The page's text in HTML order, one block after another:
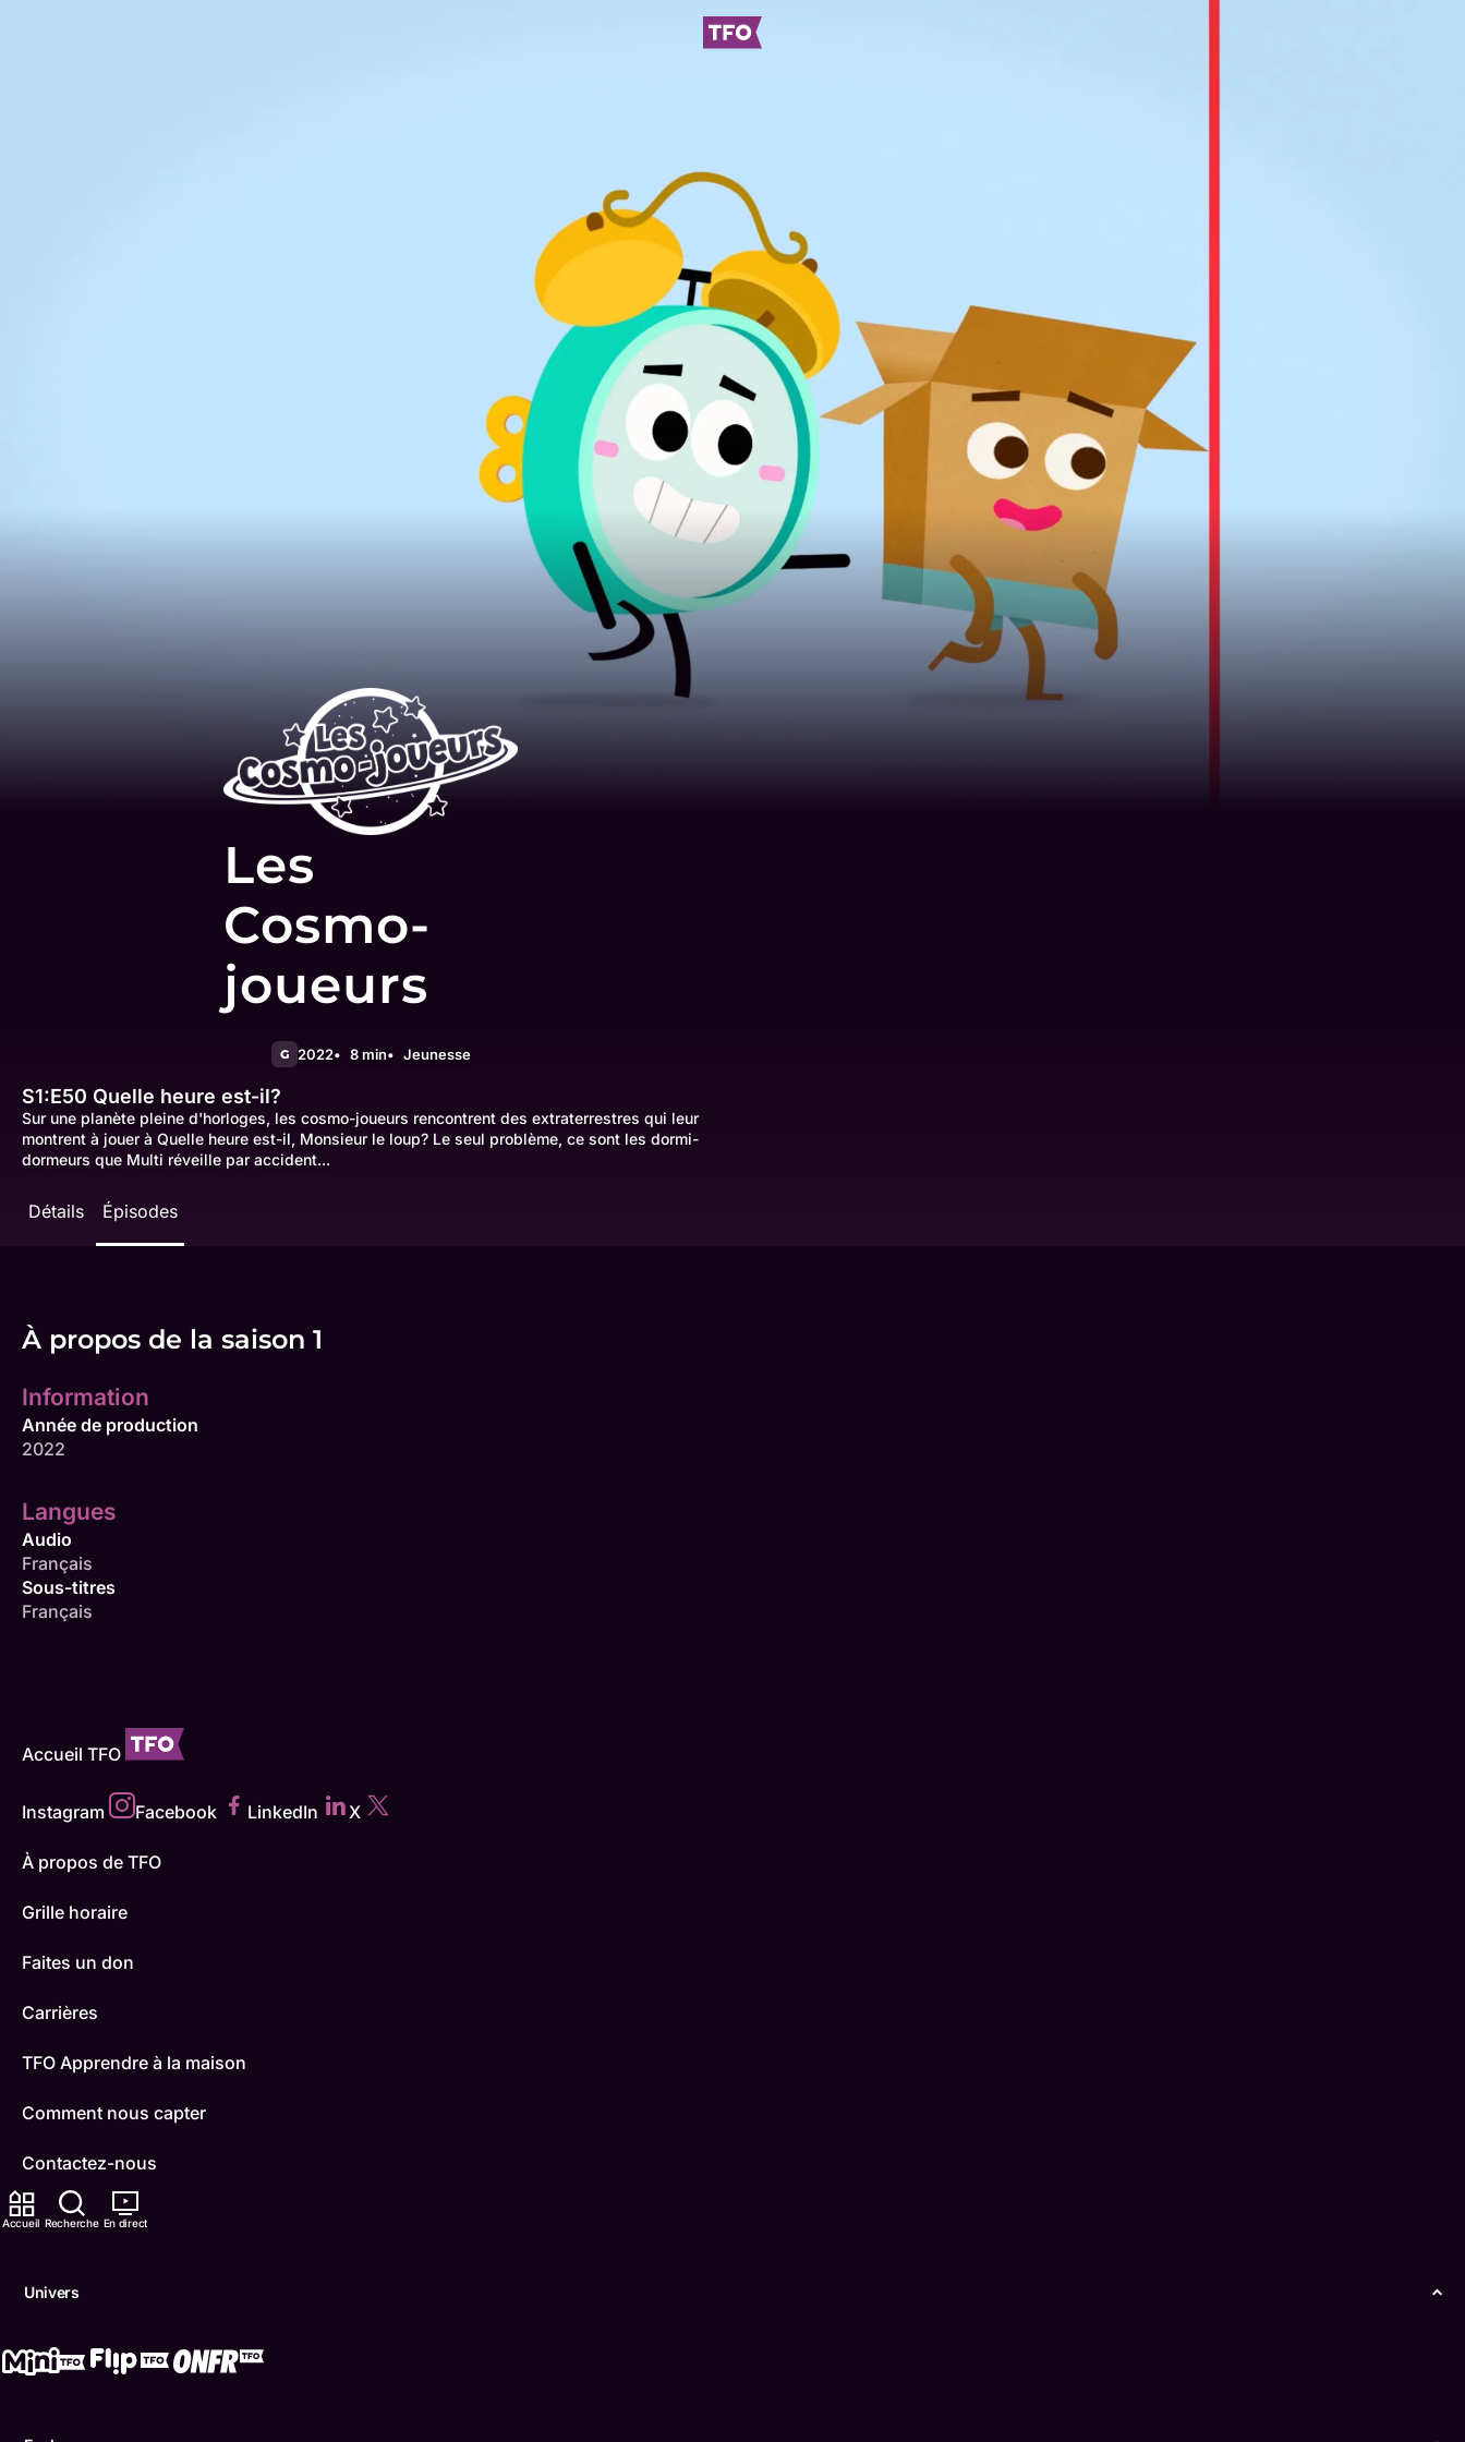
Accueil Recherche En direct
Univers
Les
Cosmo-
joueurs
G 2022 8 min Jeunesse
S1:E50 Quelle heure est-il?
Sur une planète pleine d'horloges, les cosmo-joueurs rencontrent des extraterrestres qui leur
montrent à jouer à Quelle heure est-il, Monsieur le loup? Le seul problème, ce sont les dormi-
dormeurs que Multi réveille par accident...
Détails Épisodes
À propos de la saison 1
Information
Année de production
2022
Langues
Audio
Français
Sous-titres
Français
Accueil TFO
Instagram Facebook LinkedIn X
À propos de TFO
Grille horaire
Faites un don
Carrières
TFO Apprendre à la maison
Comment nous capter
Contactez-nous
ONFR
Conditions d'utilisation